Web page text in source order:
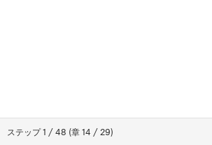
ステップ1 /48 (章14 / 29)